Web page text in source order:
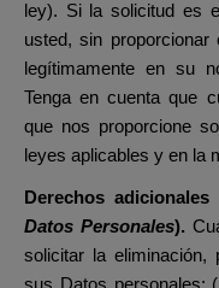
ley). Si la solicitud es
usted, sin
legítimamente en su
Tenga en cuenta que
que nos proporcione
leyes aplicables y en la
Derechos adicionales
Datos Personales).
solicitar la eliminación,